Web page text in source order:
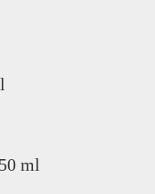
ml